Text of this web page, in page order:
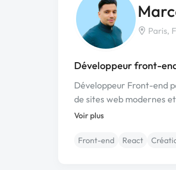
Paris,
Développeur front-
Développeur Front-end
de sites web modernes
Voir plus
Front-end React